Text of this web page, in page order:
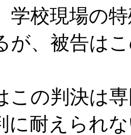
学校現場の
が、被告は
の判決は
に耐えられ